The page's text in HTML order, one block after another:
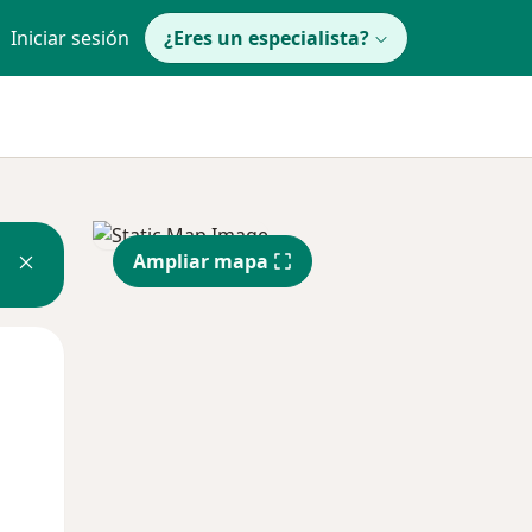
Iniciar sesión ¿Eres un especialista?
Ampliar mapa